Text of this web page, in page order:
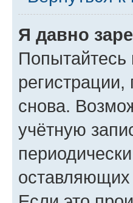
Я давно
снова.
учётную